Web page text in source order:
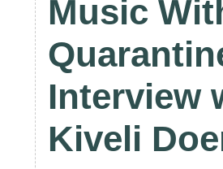
Music
Interview
Kiveli